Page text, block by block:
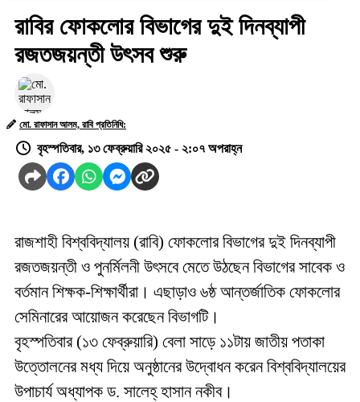
রাবির ফোকলোর বিভাগের দুই দিনব্যাপী
রজতজয়ন্তী উৎসব শুরু
মো. রাফাসান আলম, রাবি প্রতিনিধি:
বৃহস্পতিবার, ১৩ ফেব্রুয়ারি ২০২৫ - ২:০৭ অপরাহ্ন
রাজশাহী বিশ্ববিদ্যালয় (রাবি) ফোকলোর বিভাগের দুই দিনব্যাপী
রজতজয়ন্তী ও পুনর্মিলনী উৎসবে মেতে উঠছেন বিভাগের সাবেক ও
বর্তমান শিক্ষক-শিক্ষার্থীরা। এছাড়াও ৬ষ্ঠ আন্তর্জাতিক ফোকলোর
সেমিনারের আয়োজন করেছেন বিভাগটি।
বৃহস্পতিবার (১৩ ফেব্রুয়ারি) বেলা সাড়ে ১১টায় জাতীয় পতাকা
উত্তোলনের মধ্য দিয়ে অনুষ্ঠানের উদ্বোধন করেন বিশ্ববিদ্যালয়ের
উপাচার্য অধ্যাপক ড. সালেহ্ হাসান নকীব।